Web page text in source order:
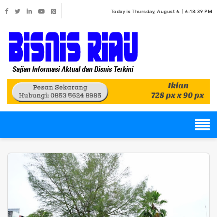
Today is Thursday, August 6. | 6:18:39 PM